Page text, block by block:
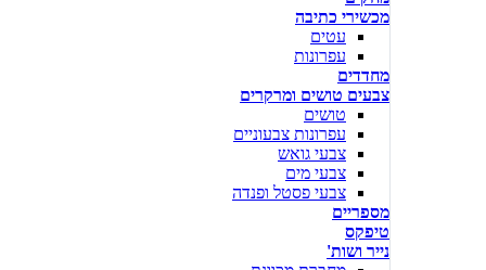
מכשירי כתיבה
עטים
עפרונות
מחדדים
צבעים טושים ומרקרים
טושים
עפרונות צבעוניים
צבעי גואש
צבעי מים
צבעי פסטל ופנדה
מספריים
טיפקס
נייר ושות'